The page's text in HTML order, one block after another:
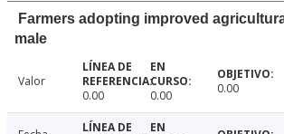
Farmers adopting improved
male
Valor
0.00
0.00 0.00